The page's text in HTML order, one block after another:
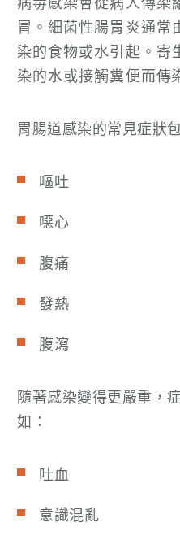
冒。細菌性腸胃炎通常
染的食物或水引起。寄
染的水或接觸糞便而傳
胃腸道感染的常見症狀
嘔吐
噁心
腹痛
發熱
腹瀉
隨著感染變得更嚴重，
如：
吐血
意識混亂